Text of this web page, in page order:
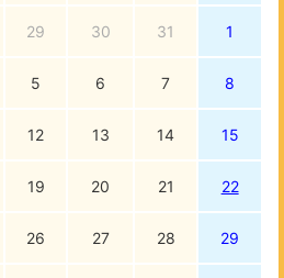
29 30 31 1
5 6 7 8
12 13 14 15
19 20 21 22
26 27 28 29